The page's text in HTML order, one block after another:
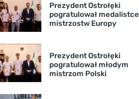
Prezydent Ostrołęki
pogratulował medalistce
mistrzostw Europy
Prezydent Ostrołęki
pogratulował młodym
mistrzom Polski